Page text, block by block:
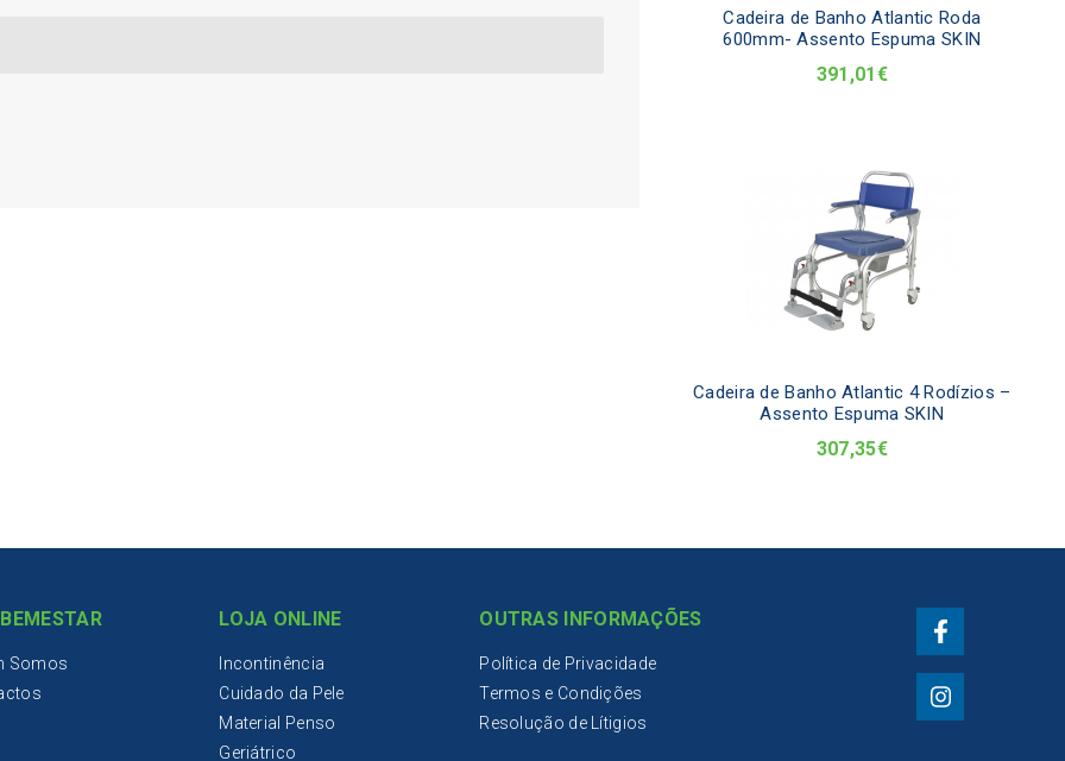
Cadeira de Banho Atlantic Roda
600mm- Assento Espuma SKIN
391,01 €
Cadeira de Banho Atlantic 4 Rodízios –
Assento Espuma SKIN
307,35€
Somos
LOJA ONLINE
Incontinência
Cuidado da Pele
Material Penso
Geriátrico
OUTRAS INFORMAÇÕES
Política de Privacidade
Termos e Condições
Resolução de Lítigios